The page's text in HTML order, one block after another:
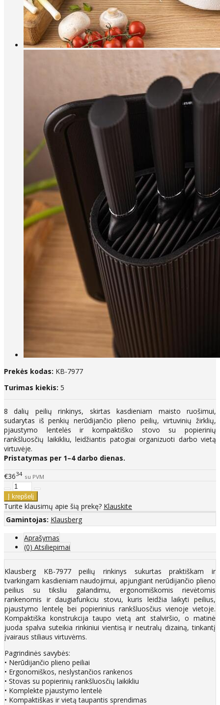
Prekės kodas: KB-7977
Turimas kiekis: 5
8 dalių peilių rinkinys, skirtas kasdieniam maisto ruošimui,
sudarytas iš penkių nerūdijančio plieno peilių, virtuvinių žirklių,
pjaustymo lentelės ir kompaktiško stovo su popierinių
rankšluosčių laikikliu, leidžiantis patogiai organizuoti darbo vietą
virtuvėje.
Pristatymas per 1–4 darbo dienas.
€3634 su PVM
Turite klausimų apie šią prekę? Klauskite
Gamintojas: Klausberg
Aprašymas
(0) Atsiliepimai
Klausberg KB-7977 peilių rinkinys sukurtas praktiškam ir
tvarkingam kasdieniam naudojimui, apjungiant nerūdijančio plieno
peilius su tiksliu galandimu, ergonomiškomis rievėtomis
rankenomis ir daugiafunkciu stovu, kuris leidžia laikyti peilius,
pjaustymo lentelę bei popierinius rankšluosčius vienoje vietoje.
Kompaktiška konstrukcija taupo vietą ant stalviršio, o matinė
juoda spalva suteikia rinkiniui vientisą ir neutralų dizainą, tinkantį
įvairaus stiliaus virtuvėms.
Pagrindinės savybės:
• Nerūdijančio plieno peiliai
• Ergonomiškos, neslystančios rankenos
• Stovas su popierinių rankšluosčių laikikliu
• Komplekte pjaustymo lentelė
• Kompaktiškas ir vietą taupantis sprendimas